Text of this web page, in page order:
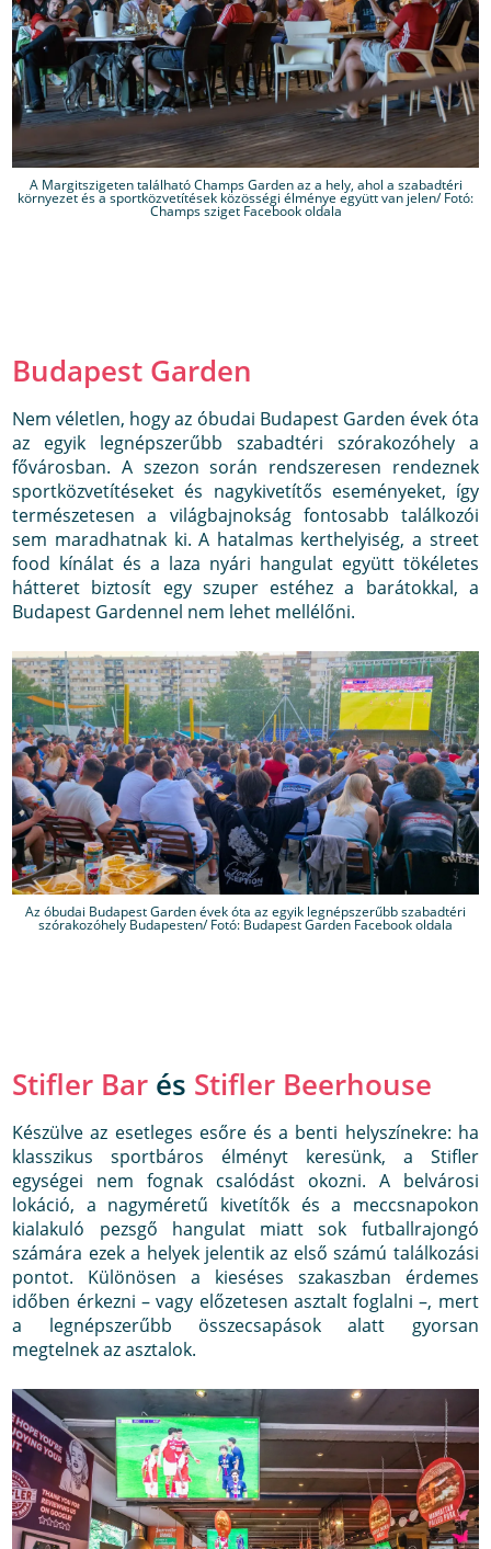
A Margitszigeten található Champs Garden az a hely, ahol a szabadtéri
környezet és a sportközvetítések közösségi élménye együtt van jelen/ Fotó:
Champs sziget Facebook oldala
Budapest Garden
Nem véletlen, hogy az óbudai Budapest Garden évek óta
az egyik legnépszerűbb szabadtéri szórakozóhely a
fővárosban. A szezon során rendszeresen rendeznek
sportközvetítéseket és nagykivetítős eseményeket, így
természetesen a világbajnokság fontosabb találkozói
sem maradhatnak ki. A hatalmas kerthelyiség, a street
food kínálat és a laza nyári hangulat együtt tökéletes
hátteret biztosít egy szuper estéhez a barátokkal, a
Budapest Gardennel nem lehet mellélőni.
Az óbudai Budapest Garden évek óta az egyik legnépszerűbb szabadtéri
szórakozóhely Budapesten/ Fotó: Budapest Garden Facebook oldala
Stifler Bar és Stifler Beerhouse
Készülve az esetleges esőre és a benti helyszínekre: ha
klasszikus sportbáros élményt keresünk, a Stifler
egységei nem fognak csalódást okozni. A belvárosi
lokáció, a nagyméretű kivetítők és a meccsnapokon
kialakuló pezsgő hangulat miatt sok futballrajongó
számára ezek a helyek jelentik az első számú találkozási
pontot. Különösen a kieséses szakaszban érdemes
időben érkezni – vagy előzetesen asztalt foglalni –, mert
a legnépszerűbb összecsapások alatt gyorsan
megtelnek az asztalok.